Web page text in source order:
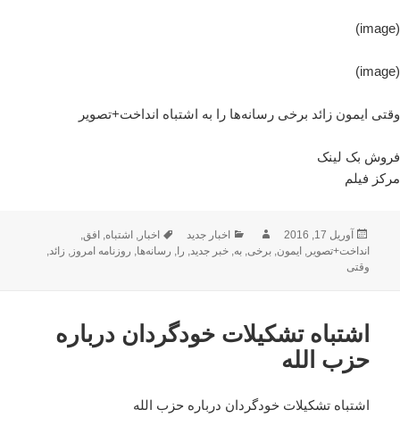
(image)
(image)
وقتی ایمون زائد برخی رسانه‌ها را به اشتباه انداخت+تصویر
فروش بک لینک
مرکز فیلم
ارسال
شده
در
آوریل 17, 2016 نویسندهدسته‌ها
اخبار جدید برچسب‌ها
اخبار ,اشتباه ,افق
انداخت+تصویر
,ایمون ,برخی ,به ,خبر جدید را رسانه‌ها روزنامه امروز زائد
وقتی
اشتباه تشکیلات خودگردان درباره
حزب الله
اشتباه تشکیلات خودگردان درباره حزب الله